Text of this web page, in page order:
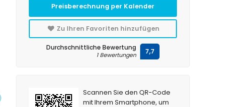
Preisberechnung per Kalender
Zu Ihren Favoriten hinzufügen
Durchschnittliche Bewertung
1 Bewertungen 7,7
Scannen Sie den QR-Code
mit Ihrem Smartphone, um